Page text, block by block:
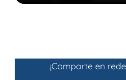
¡Comparte en